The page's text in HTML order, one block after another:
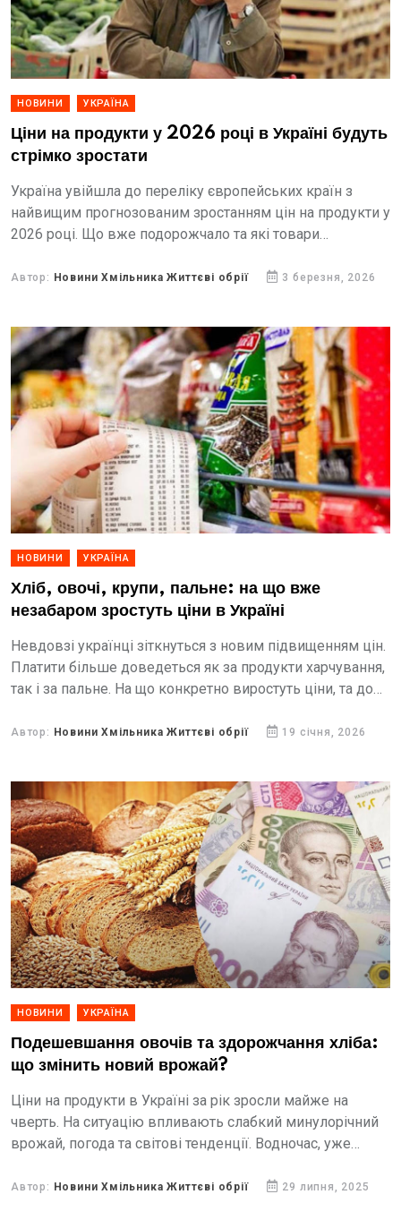
НОВИНИ УКРАЇНА
Ціни на продукти у 2026 році в Україні будуть
стрімко зростати
Україна увійшла до переліку європейських країн з
найвищим прогнозованим зростанням цін на продукти у
2026 році. Що вже подорожчало та які товари
розповідає Центр...
Автор: Новини Хмільника Життєві обрії 3 березня, 2026
НОВИНИ УКРАЇНА
Хліб, овочі, крупи, пальне: на що вже
незабаром зростуть ціни в Україні
Невдовзі українці зіткнуться з новим підвищенням цін.
Платити більше доведеться як за продукти харчування,
так і за пальне. На що конкретно виростуть ціни, та до
Автор: Новини Хмільника Життєві обрії 19 січня, 2026
НОВИНИ УКРАЇНА
Подешевшання овочів та здорожчання хліба:
що змінить новий врожай?
Ціни на продукти в Україні за рік зросли майже на
чверть. На ситуацію впливають слабкий минулорічний
врожай, погода та світові тенденції. Водночас, уже
надходження...
Автор: Новини Хмільника Життєві обрії 29 липня, 2025